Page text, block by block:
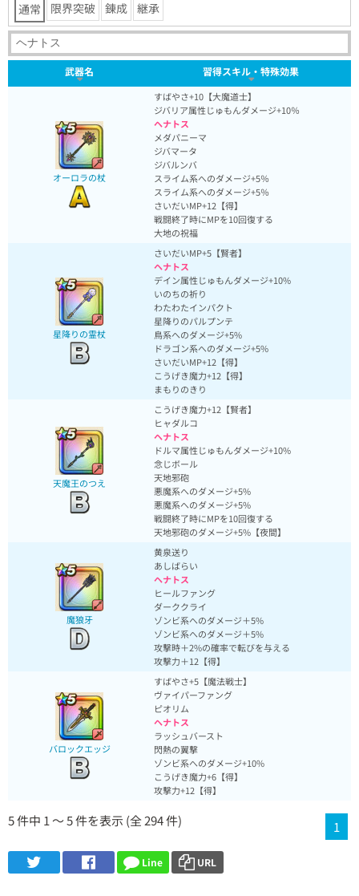
通常 限界突破 錬成 継承
武器名 習得スキル・特殊効果
オーロラの杖
すばやさ+10【大魔道士】
ジバリア属性じゅもんダメージ+10％
ヘナトス
メダパニーマ
ジバマータ
ジバルンバ
スライム系へのダメージ+5％
スライム系へのダメージ+5％
さいだいMP+12【得】
戦闘終了時にMPを10回復する
大地の祝福
星降りの霊杖
さいだいMP+5【賢者】
ヘナトス
デイン属性じゅもんダメージ+10%
いのちの祈り
わたわたインパクト
星降りのパルプンテ
鳥系へのダメージ+5%
ドラゴン系へのダメージ+5%
さいだいMP+12【得】
こうげき魔力+12【得】
まもりのきり
天魔王のつえ
こうげき魔力+12【賢者】
ヒャダルコ
ヘナトス
ドルマ属性じゅもんダメージ+10%
念じボール
天地邪砲
悪魔系へのダメージ+5%
悪魔系へのダメージ+5%
戦闘終了時にMPを10回復する
天地邪砲のダメージ+5%【夜間】
魔狼牙
黄泉送り
あしばらい
ヘナトス
ヒールファング
ダーククライ
ゾンビ系へのダメージ＋5%
ゾンビ系へのダメージ＋5%
攻撃時＋2%の確率で転びを与える
攻撃力＋12【得】
バロックエッジ
すばやさ+5【魔法戦士】
ヴァイパーファング
ピオリム
ヘナトス
ラッシュバースト
閃熱の翼撃
ゾンビ系へのダメージ+10%
こうげき魔力+6【得】
攻撃力+12【得】
5 件中 1 ～ 5 件を表示 (全 294 件) 1
Line URL